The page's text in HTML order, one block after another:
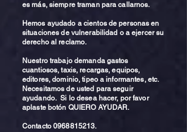
es más, siempre traman para callarnos.
Hemos ayudado a cientos de personas en
situaciones de vulnerabilidad o a ejercer su
derecho al reclamo.
Nuestro trabajo demanda gastos
cuantiosos, taxis, recargas, equipos,
editores, dominio, tipeo a informantes, etc.
Necesitamos de usted para seguir
ayudando. Si lo desea hacer, por favor
aplaste botón QUIERO AYUDAR.
Contacto0968815213.